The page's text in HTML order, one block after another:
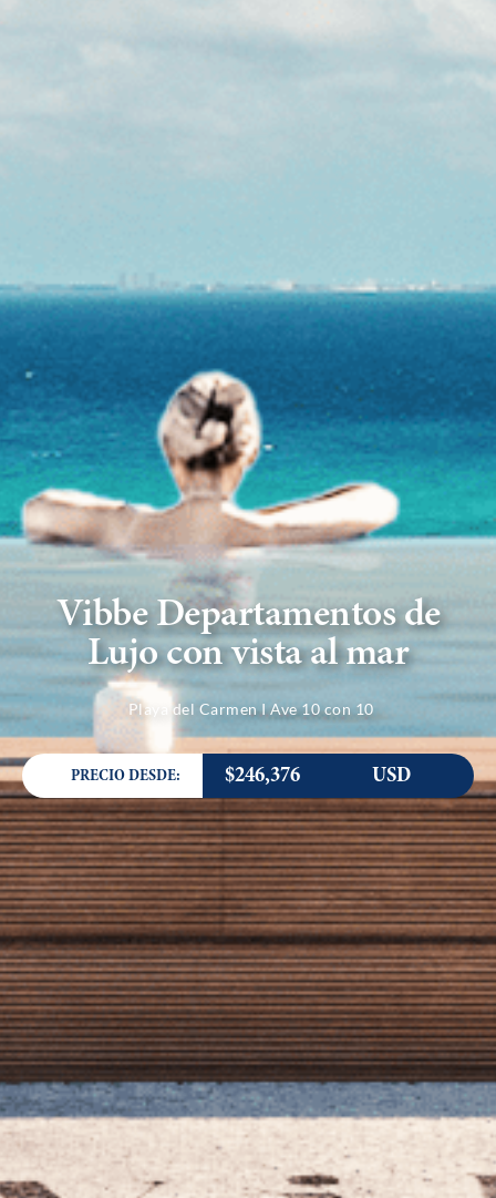
Vibbe Departamentos de
Lujo con vista al mar
Playa del Carmen I Ave 10 con 10
PRECIO DESDE: $246,376 USD